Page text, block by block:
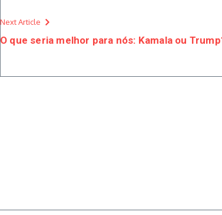
Next Article
O que seria melhor para nós: Kamala ou